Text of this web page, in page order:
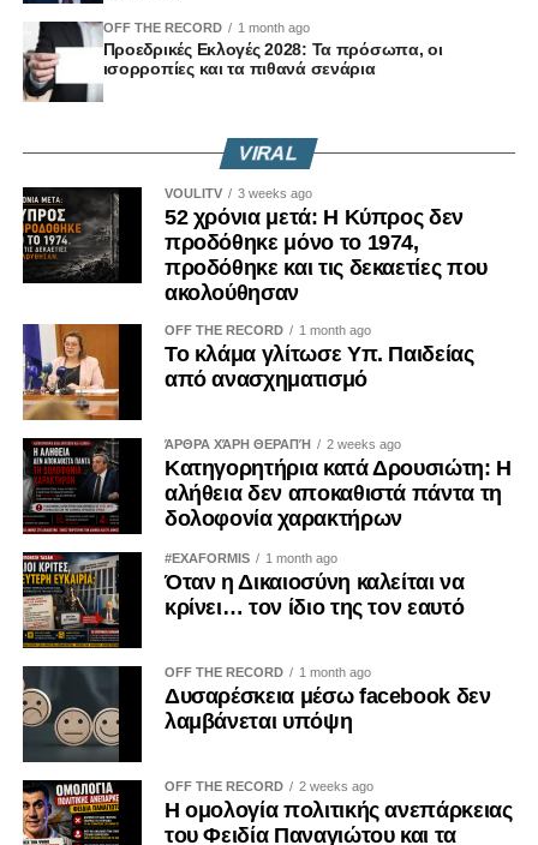
OFF THE RECORD 1 month ago
Προεδρικές Εκλογές 2028: Τα πρόσωπα, οι
ισορροπίες και τα πιθανά σενάρια
VIRAL
VOULITV 3 weeks ago
52 χρόνια μετά: Η Κύπρος δεν
προδόθηκε μόνο το 1974,
προδόθηκε και τις δεκαετίες που
ακολούθησαν
OFF THE RECORD 1 month ago
Το κλάμα γλίτωσε Υπ. Παιδείας
από ανασχηματισμό
ΆΡΘΡΑ ΧΆΡΗ ΘΕΡΑΠΉ 2 weeks ago
Κατηγορητήρια κατά Δρουσιώτη: Η
αλήθεια δεν αποκαθιστά πάντα τη
δολοφονία χαρακτήρων
#EXAFORMIS 1 month ago
Όταν η Δικαιοσύνη καλείται να
κρίνει… τον ίδιο της τον εαυτό
OFF THE RECORD 1 month ago
Δυσαρέσκεια μέσω facebook δεν
λαμβάνεται υπόψη
OFF THE RECORD 2 weeks ago
Η ομολογία πολιτικής ανεπάρκειας
του Φειδία Παναγιώτου και τα